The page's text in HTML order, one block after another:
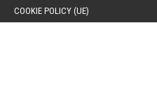
COOKIE POLICY (UE)